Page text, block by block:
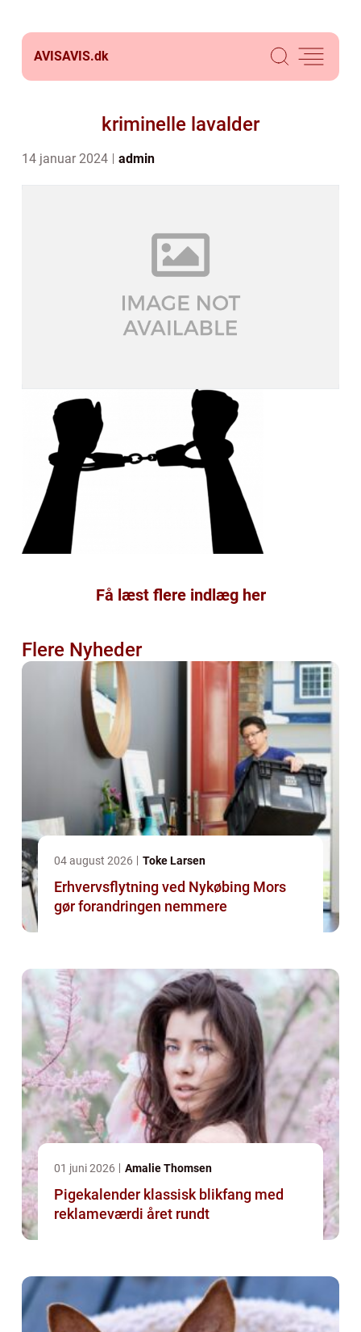
AVISAVIS.dk
kriminelle lavalder
14 januar 2024 admin
Få læst flere indlæg her
Flere Nyheder
04 august 2026 Toke Larsen
Erhvervsflytning ved Nykøbing Mors
gør forandringen nemmere
01 juni 2026 Amalie Thomsen
Pigekalender klassisk blikfang med
reklameværdi året rundt